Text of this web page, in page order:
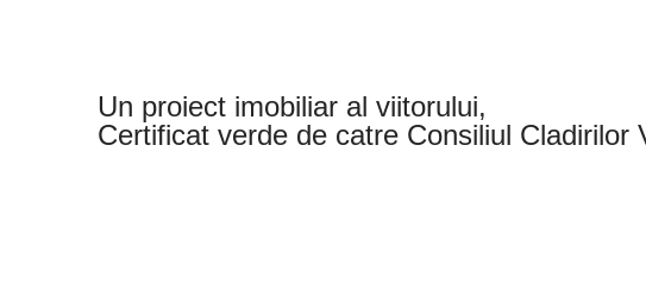
Un proiect imobiliar al viitorului,
Certificat verde de catre Consiliul Cladirilor